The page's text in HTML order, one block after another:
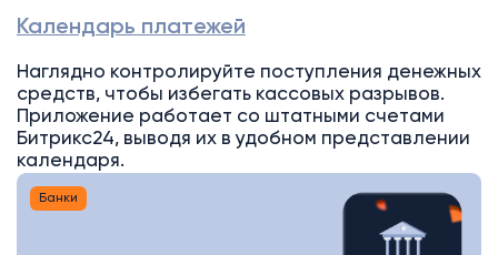
Календарь платежей
Наглядно контролируйте поступления денежных
средств, чтобы избегать кассовых разрывов.
Приложение работает со штатными счетами
Битрикс24, выводя их в удобном представлении
календаря.
Банки